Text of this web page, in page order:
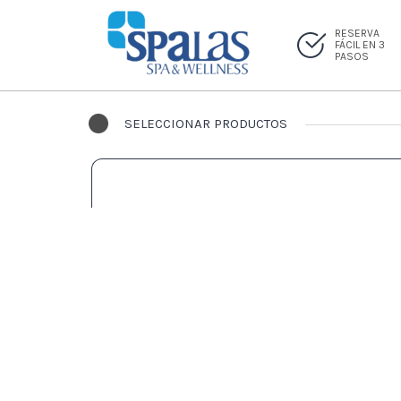
RESERVA
FÁCIL EN 3
PASOS
SELECCIONAR PRODUCTOS